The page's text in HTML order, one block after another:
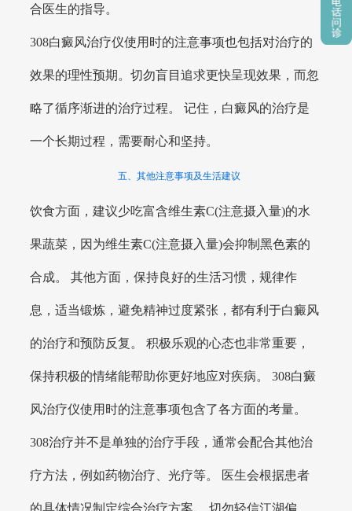
合医生的指导。
308白癜风治疗仪使用时的注意事项也包括对治疗的
效果的理性预期。切勿盲目追求更快呈现效果，而忽
略了循序渐进的治疗过程。 记住，白癜风的治疗是
一个长期过程，需要耐心和坚持。
五、其他注意事项及生活建议
饮食方面，建议少吃富含维生素C(注意摄入量)的水
果蔬菜，因为维生素C(注意摄入量)会抑制黑色素的
合成。 其他方面，保持良好的生活习惯，规律作
息，适当锻炼，避免精神过度紧张，都有利于白癜风
的治疗和预防反复。 积极乐观的心态也非常重要，
保持积极的情绪能帮助你更好地应对疾病。 308白癜
风治疗仪使用时的注意事项包含了各方面的考量。
308治疗并不是单独的治疗手段，通常会配合其他治
疗方法，例如药物治疗、光疗等。 医生会根据患者